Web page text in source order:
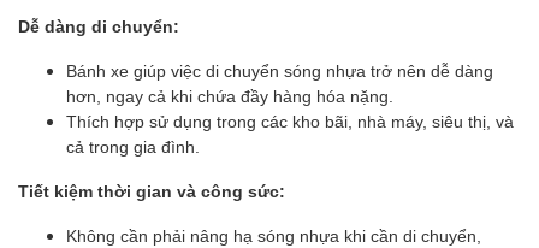
Dễ dàng di chuyển:
Bánh xe giúp việc di chuyển sóng nhựa trở nên dễ dàng
hơn, ngay cả khi chứa đầy hàng hóa nặng.
Thích hợp sử dụng trong các kho bãi, nhà máy, siêu thị, và
cả trong gia đình.
Tiết kiệm thời gian và công sức:
Không cần phải nâng hạ sóng nhựa khi cần di chuyển,